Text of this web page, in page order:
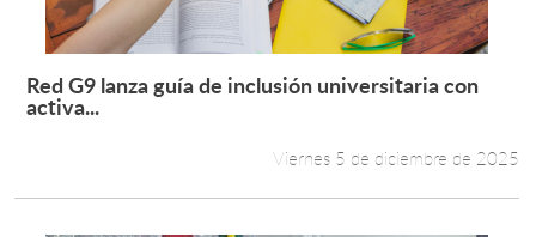
Estudiantes
Académicos
Leer más +
Red G9 lanza guía de inclusión universitaria con
activa...
Viernes 5 de diciembre de 2025